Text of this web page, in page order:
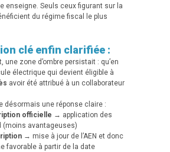
enseigne. Seuls ceux figurant sur la
du régime fiscal le plus
clé enfin clarifiée :
une zone d’ombre persistait : qu’en
électrique qui devient éligible à
avoir été attribué à un collaborateur
désormais une réponse claire :
officielle → application des
(moins avantageuses)
→ mise à jour de l’AEN et donc
favorable à partir de la date